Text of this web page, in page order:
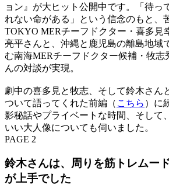
ョン』が大ヒット公開中です。「待っ
れない命がある」という信念のもと、
TOKYO MERチーフドクター・喜多見
亮平さんと、沖縄と鹿児島の離島地域
む南海MERチーフドクター候補・牧志
んの対談が実現。
劇中の喜多見と牧志、そして鈴木さん
ついて語ってくれた前編（ こちら ）に
影秘話やプライベートな時間、そして
いい大人像についても伺いました。
PAGE 2
鈴木さんは、周りを筋トレムー
が上手でした